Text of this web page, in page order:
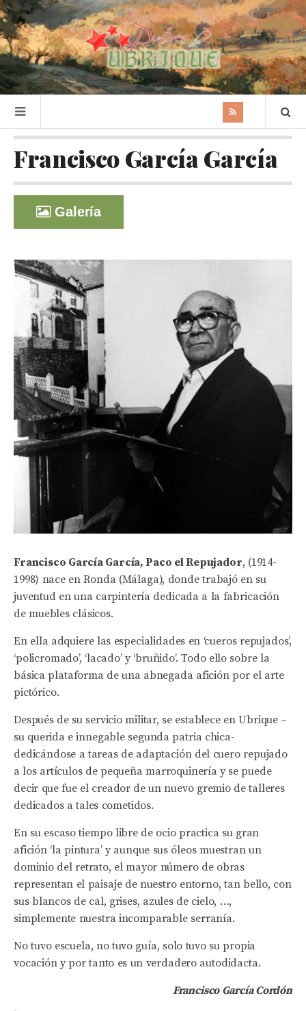
Francisco García García
Galería
Francisco García García, Paco el Repujador, (1914-
1998) nace en Ronda (Málaga), donde trabajó en su
juventud en una carpintería dedicada a la fabricación
de muebles clásicos.
En ella adquiere las especialidades en ‘cueros repujados’,
‘policromado’, ‘lacado’ y ‘bruñido’. Todo ello sobre la
básica plataforma de una abnegada afición por el arte
pictórico.
Después de su servicio militar, se establece en Ubrique –
su querida e innegable segunda patria chica-
dedicándose a tareas de adaptación del cuero repujado
a los artículos de pequeña marroquinería y se puede
decir que fue el creador de un nuevo gremio de talleres
dedicados a tales cometidos.
En su escaso tiempo libre de ocio practica su gran
afición ‘la pintura’ y aunque sus óleos muestran un
dominio del retrato, el mayor número de obras
representan el paisaje de nuestro entorno, tan bello, con
sus blancos de cal, grises, azules de cielo, …,
simplemente nuestra incomparable serranía.
No tuvo escuela, no tuvo guía, solo tuvo su propia
vocación y por tanto es un verdadero autodidacta.
Francisco García Cordón